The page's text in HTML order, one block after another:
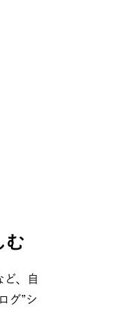
む​​
ど、自
グ”シ